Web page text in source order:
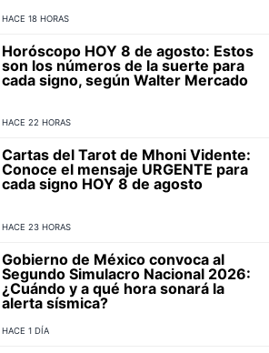
HACE 18 HORAS
Horóscopo HOY 8 de agosto: Estos
son los números de la suerte para
cada signo, según Walter Mercado
HACE 22 HORAS
Cartas del Tarot de Mhoni Vidente:
Conoce el mensaje URGENTE para
cada signo HOY 8 de agosto
HACE 23 HORAS
Gobierno de México convoca al
Segundo Simulacro Nacional 2026:
¿Cuándo y a qué hora sonará la
alerta sísmica?
HACE 1 DÍA